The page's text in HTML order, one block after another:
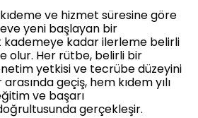
ve hizmet süresine göre
yeni başlayan bir
kademeye kadar ilerleme belirli
olur. Her rütbe, belirli bir
yetkisi ve tecrübe düzeyini
geçiş, hem kıdem yılı
ve başarı
gerçekleşir.